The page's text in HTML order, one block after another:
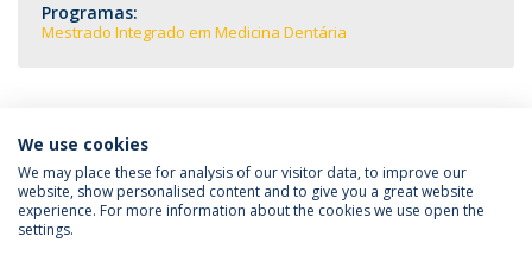
Programas:
Mestrado Integrado em Medicina Dentária
Política de Privacidade
Termos & Condições
Direitos do Titular dos Dados
We use cookies
We may place these for analysis of our visitor data, to improve our
website, show personalised content and to give you a great website
experience. For more information about the cookies we use open the
settings.